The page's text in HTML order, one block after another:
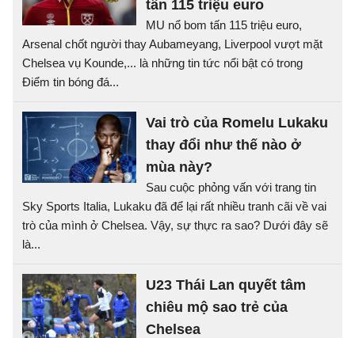
tấn 115 triệu euro
MU nổ bom tấn 115 triệu euro,
Arsenal chốt người thay Aubameyang, Liverpool vượt mặt
Chelsea vụ Kounde,... là những tin tức nổi bật có trong
Điểm tin bóng đá...
Vai trò của Romelu Lukaku
thay đổi như thế nào ở
mùa này?
Sau cuộc phỏng vấn với trang tin
Sky Sports Italia, Lukaku đã để lại rất nhiều tranh cãi về vai
trò của mình ở Chelsea. Vậy, sự thực ra sao? Dưới đây sẽ
là...
U23 Thái Lan quyết tâm
chiêu mộ sao trẻ của
Chelsea